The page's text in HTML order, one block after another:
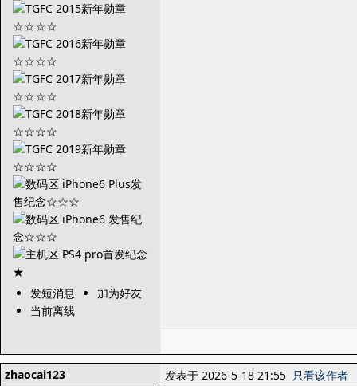
发短消息
加为好友
当前离线
zhaocai123
发表于 2026-5-18 21:55 只看该作者